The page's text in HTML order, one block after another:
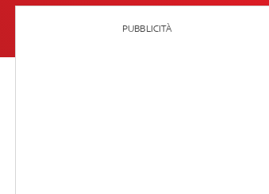
PUBBLICITÀ